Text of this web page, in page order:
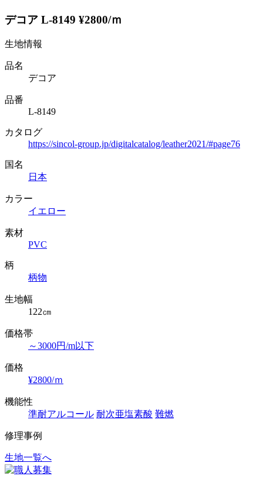
デコア L-8149 ¥2800/ｍ
生地情報
品名
デコア
品番
L-8149
カタログ
https://sincol-group.jp/digitalcatalog/leather2021/#page76
国名
日本
カラー
イエロー
素材
PVC
柄
柄物
生地幅
122㎝
価格帯
～3000円/m以下
価格
¥2800/ｍ
機能性
準耐アルコール 耐次亜塩素酸 難燃
修理事例
投
生地一覧へ